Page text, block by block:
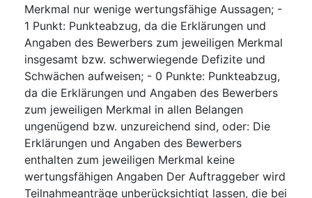
Merkmal nur wenige wertungsfähige Aussagen; -
1 Punkt: Punkteabzug, da die Erklärungen und
Angaben des Bewerbers zum jeweiligen Merkmal
insgesamt bzw. schwerwiegende Defizite und
Schwächen aufweisen; - 0 Punkte: Punkteabzug,
da die Erklärungen und Angaben des Bewerbers
zum jeweiligen Merkmal in allen Belangen
ungenügend bzw. unzureichend sind, oder: Die
Erklärungen und Angaben des Bewerbers
enthalten zum jeweiligen Merkmal keine
wertungsfähigen Angaben Der Auftraggeber wird
Teilnahmeanträge unberücksichtigt lassen, die bei